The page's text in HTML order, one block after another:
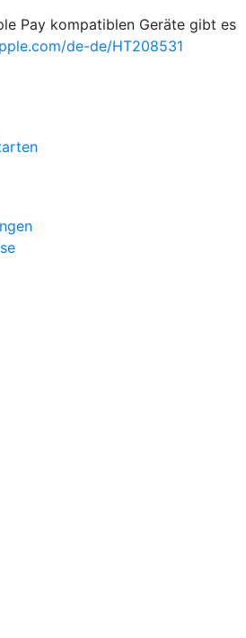
Pay kompatiblen Geräte gibt es
de-de/HT208531